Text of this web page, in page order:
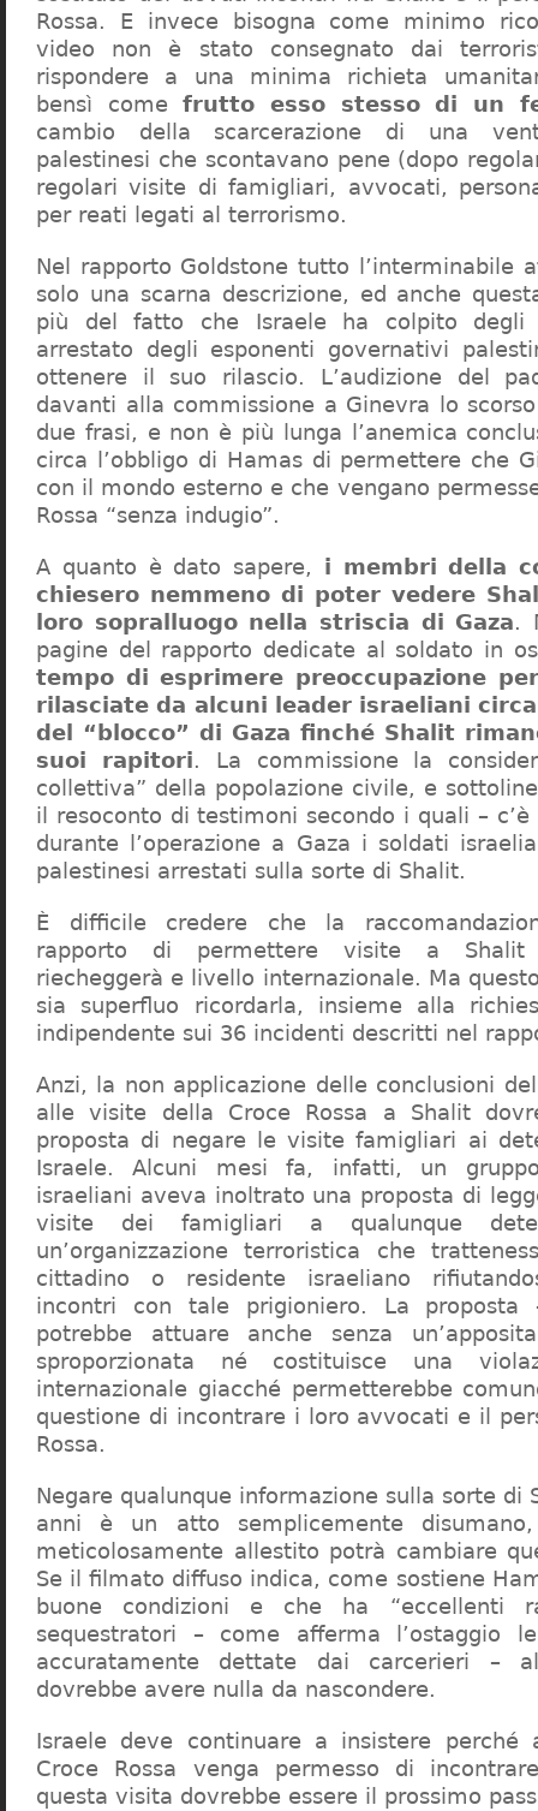
Rossa. E invece bisogna come minimo
video non è stato consegnato dai
rispondere a una minima richieta
bensì comefrutto esso stesso di un
cambio della scarcerazione di una
palestinesi che scontavano pene (dopo
regolari visite di famigliari, avvocati,
per reati legati al terrorismo.
Nel rapporto Goldstone tutto l’interminabile
solo una scarna descrizione, ed anche
più del fatto che Israele ha colpito
arrestato degli esponenti governativi
ottenere il suo rilascio. L’audizione del
davanti alla commissione a Ginevra lo
due frasi, e non è più lunga l’anemica
circa l’obbligo di Hamas di permettere che
con il mondo esterno e che vengano
Rossa “senza indugio”.
A quanto è dato sapere, i membri della
chiesero nemmeno di poter vedere
loro sopralluogo nella striscia di Gaza.
pagine del rapporto dedicate al soldato in
tempo di esprimere preoccupazione
rilasciate da alcuni leader israeliani
del “blocco” di Gaza finché Shalit
suoi rapitori. La commissione la
collettiva” della popolazione civile, e
il resoconto di testimoni secondo i quali – c’è
durante l’operazione a Gaza i soldati
palestinesi arrestati sulla sorte di Shalit.
È difficile credere che la
rapporto di permettere visite a Shalit
riecheggerà e livello internazionale. Ma
sia superfluo ricordarla, insieme alla
indipendente sui 36 incidenti descritti nel
Anzi, la non applicazione delle conclusioni
alle visite della Croce Rossa a Shalit
proposta di negare le visite famigliari ai
Israele. Alcuni mesi fa, infatti, un
israeliani aveva inoltrato una proposta di
visite dei famigliari a qualunque
un’organizzazione terroristica che
cittadino o residente israeliano
incontri con tale prigioniero. La
potrebbe attuare anche senza
sproporzionata né costituisce una
internazionale giacché permetterebbe
questione di incontrare i loro avvocati e il
Rossa.
Negare qualunque informazione sulla sorte di
anni è un atto semplicemente
meticolosamente allestito potrà cambiare
Se il filmato diffuso indica, come sostiene
buone condizioni e che ha “eccellenti
sequestratori – come afferma l’ostaggio
accuratamente dettate dai carcerieri –
dovrebbe avere nulla da nascondere.
Israele deve continuare a insistere perché
Croce Rossa venga permesso di
questa visita dovrebbe essere il prossimo